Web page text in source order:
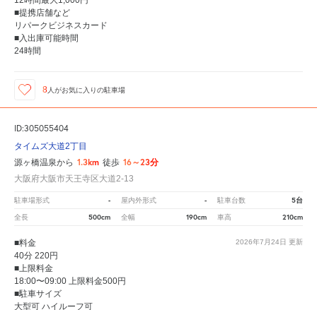
■提携店舗など
リパークビジネスカード
■入出庫可能時間
24時間
8 人がお気に入りの駐車場
ID:305055404
タイムズ大道2丁目
源ヶ橋温泉から 1.3km 徒歩 16～23分
大阪府大阪市天王寺区大道2-13
駐車場形式 - 屋内外形式 - 駐車台数 5台
全長 500cm 全幅 190cm 車高 210cm
2026年7月24日 更新
■料金
40分 220円
■上限料金
18:00〜09:00 上限料金500円
■駐車サイズ
大型可 ハイルーフ可